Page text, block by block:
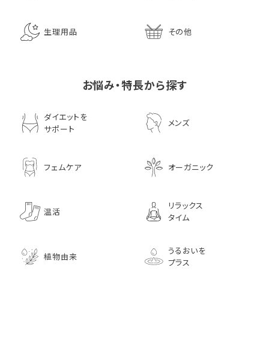
生理用品 その他
お悩み・特長から探す
ダイエットを
サポート
メンズ
フェムケア オーガニック
温活
リラックス
タイム
植物由来
うるおいを
プラス